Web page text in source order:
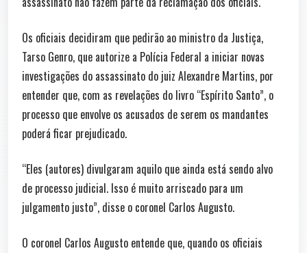
Os oficiais decidiram que pedirão ao ministro da Justiça,
Tarso Genro, que autorize a Polícia Federal a iniciar novas
investigações do assassinato do juiz Alexandre Martins, por
entender que, com as revelações do livro “Espírito Santo”, o
processo que envolve os acusados de serem os mandantes
poderá ficar prejudicado.
“Eles (autores) divulgaram aquilo que ainda está sendo alvo
de processo judicial. Isso é muito arriscado para um
julgamento justo”, disse o coronel Carlos Augusto.
O coronel Carlos Augusto entende que, quando os oficiais